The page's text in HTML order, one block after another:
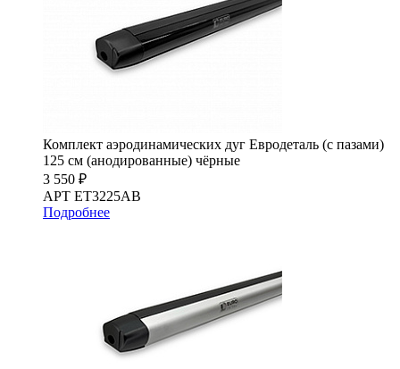
Комплект аэродинамических дуг Евродеталь (с пазами)
125 см (анодированные) чёрные
3 550 ₽
АРТ ET3225AB
Подробнее